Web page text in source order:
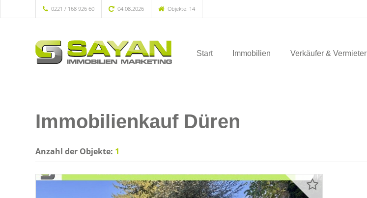
0221 / 168 926 60 04.08.2026 Objekte: 14
Start Immobilien Verkäufer & Vermieter
Immobilienkauf Düren
Anzahl der Objekte: 1